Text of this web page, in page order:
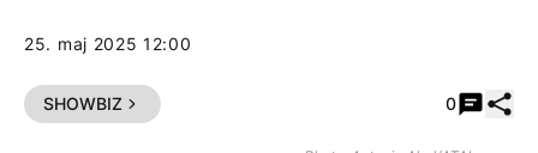
25. maj 2025 12:00
SHOWBIZ 0